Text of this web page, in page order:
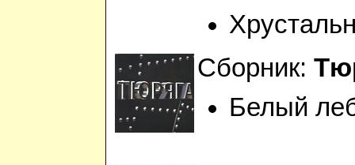
Сборник:
Белый